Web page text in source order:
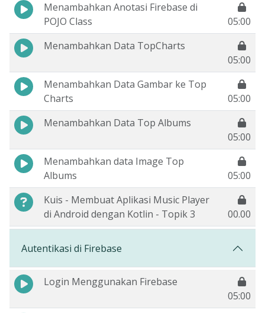
Menambahkan Anotasi Firebase di
POJO Class
05:00
Menambahkan Data TopCharts
05:00
Menambahkan Data Gambar ke Top
Charts
05:00
Menambahkan Data Top Albums
05:00
Menambahkan data Image Top
Albums
05:00
Kuis - Membuat Aplikasi Music Player
di Android dengan Kotlin - Topik 3
00.00
Autentikasi di Firebase
Login Menggunakan Firebase
05:00